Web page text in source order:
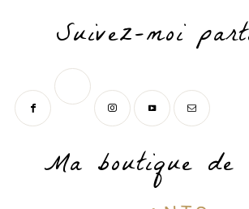
Suivez-moi
Ma boutique de